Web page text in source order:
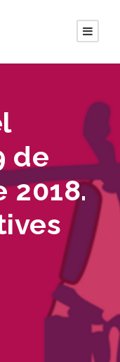
de
2018.